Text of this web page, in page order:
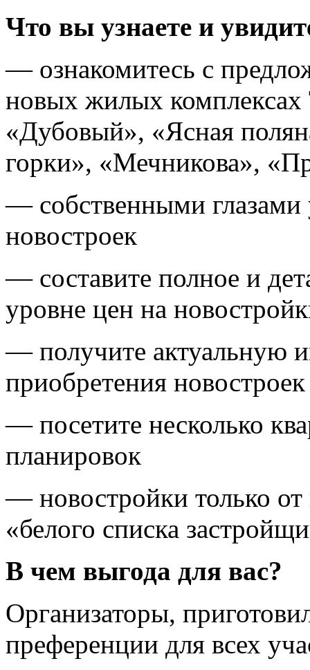
Что вы узнаете и
— ознакомитесь с
новых жилых
«Дубовый», «Ясная
горки», «Мечникова»,
— собственными глазами
новостроек
— составите полное и
уровне цен на
— получите актуальную
приобретения
— посетите несколько
планировок
— новостройки только
«белого списка
В чем выгода для вас?
Организаторы,
преференции для всех